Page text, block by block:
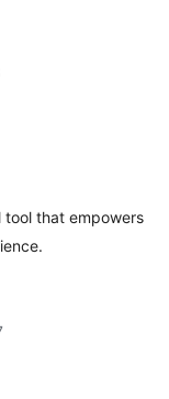
tool that empowers